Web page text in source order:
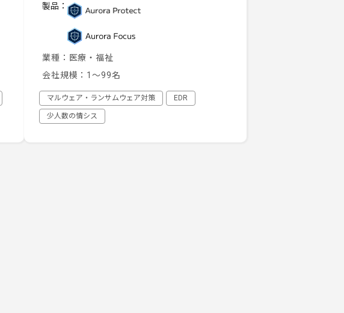
製品：
業種： 医療・福祉
会社規模： 1～99名
マルウェア・ランサムウェア対策 EDR
少人数の情シス